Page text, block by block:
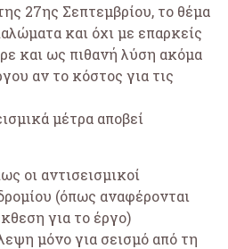
27ης Σεπτεμβρίου, το θέμα
και όχι με επαρκείς
και ως πιθανή λύση ακόμα
αν το κόστος για τις
μέτρα αποβεί
οι αντισεισμικοί
(όπως αναφέρονται
για το έργο)
μόνο για σεισμό από τη